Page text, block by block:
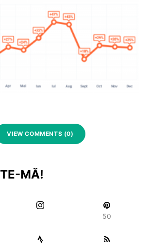
VIEW COMMENTS (0)
MĂ!
50